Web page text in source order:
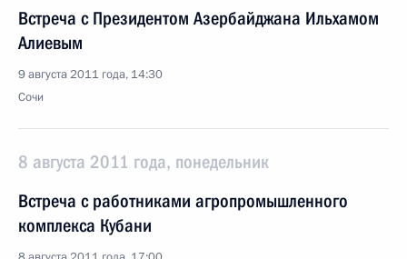
Встреча с Президентом Азербайджана Ильхамом
Алиевым
9 августа 2011 года, 14:30
Сочи
8 августа 2011 года, понедельник
Встреча с работниками агропромышленного
комплекса Кубани